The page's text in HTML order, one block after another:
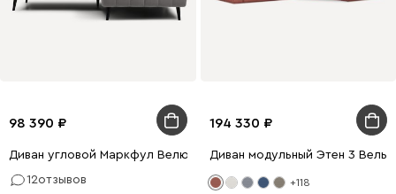
98 390
Диван угловой Маркфул Велюр Серый
12отзывов
194 330
Диван модульный Этен 3
+118